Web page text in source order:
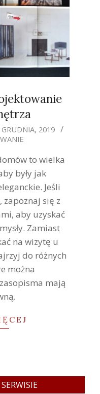
GRUDNIA, 2019
to wielka
były jak
Jeśli
zapoznaj się z
aby uzyskać
Zamiast
na wizytę u
do różnych
można
mają